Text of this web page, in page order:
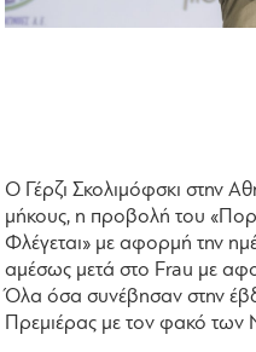
Ο Γέρζι Σκολιμόφσκι στην
μήκους, η προβολή του
Φλέγεται» με αφορμή την
αμέσως μετά στο Frau με
Όλα όσα συνέβησαν στην
Πρεμιέρας με τον φακό